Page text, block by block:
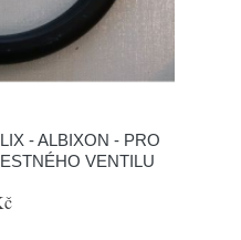
- ALBIXON - PRO
VENTILU